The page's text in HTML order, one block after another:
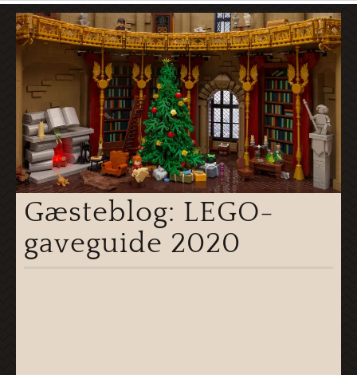
Gæsteblog: LEGO-
gaveguide 2020